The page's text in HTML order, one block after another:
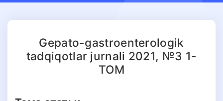
Gepato-gastroenterologik
tadqiqotlar jurnali 2021, №3 1-
TOM